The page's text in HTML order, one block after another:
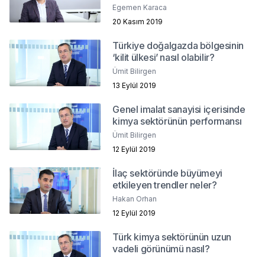
Egemen Karaca
20 Kasım 2019
Türkiye doğalgazda bölgesinin
‘kilit ülkesi’ nasıl olabilir?
Ümit Bilirgen
13 Eylül 2019
Genel imalat sanayisi içerisinde
kimya sektörünün performansı
Ümit Bilirgen
12 Eylül 2019
İlaç sektöründe büyümeyi
etkileyen trendler neler?
Hakan Orhan
12 Eylül 2019
Türk kimya sektörünün uzun
vadeli görünümü nasıl?